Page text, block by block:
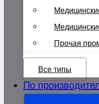
Прочая
Все типы
По